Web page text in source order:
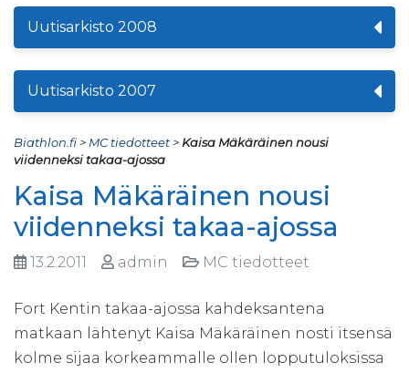
Uutisarkisto 2008
Uutisarkisto 2007
Biathlon.fi> MC tiedotteet> Kaisa Mäkäräinen nousi
viidenneksi takaa-ajossa
Kaisa Mäkäräinen nousi
viidenneksi takaa-ajossa
13.2.2011 admin MC tiedotteet
Fort Kentin takaa-ajossa kahdeksantena
matkaan lähtenyt Kaisa Mäkäräinen nosti itsensä
kolme sijaa korkeammalle ollen lopputuloksissa